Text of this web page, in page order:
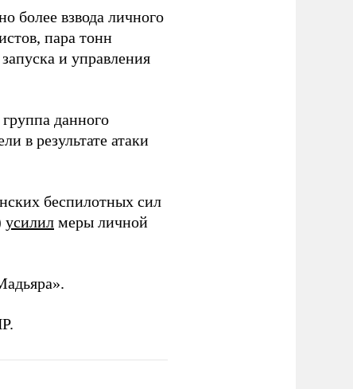
более взвода личного
пара тонн
и управления
данного
в результате атаки
беспилотных сил
усилил меры личной